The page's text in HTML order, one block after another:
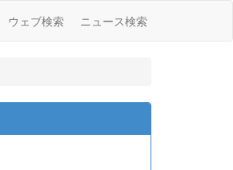
ウェブ検索 ニュース検索